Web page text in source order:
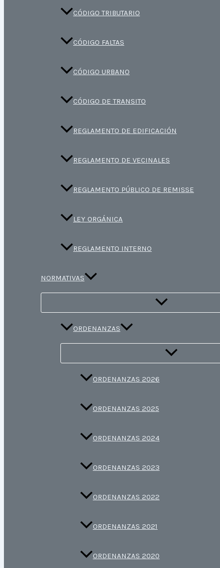
CÓDIGO TRIBUTARIO
CÓDIGO FALTAS
CÓDIGO URBANO
CÓDIGO DE TRANSITO
REGLAMENTO DE EDIFICACIÓN
REGLAMENTO DE VECINALES
REGLAMENTO PÚBLICO DE REMISSE
LEY ORGÁNICA
REGLAMENTO INTERNO
NORMATIVAS
ORDENANZAS
ORDENANZAS 2026
ORDENANZAS 2025
ORDENANZAS 2024
ORDENANZAS 2023
ORDENANZAS 2022
ORDENANZAS 2021
ORDENANZAS 2020